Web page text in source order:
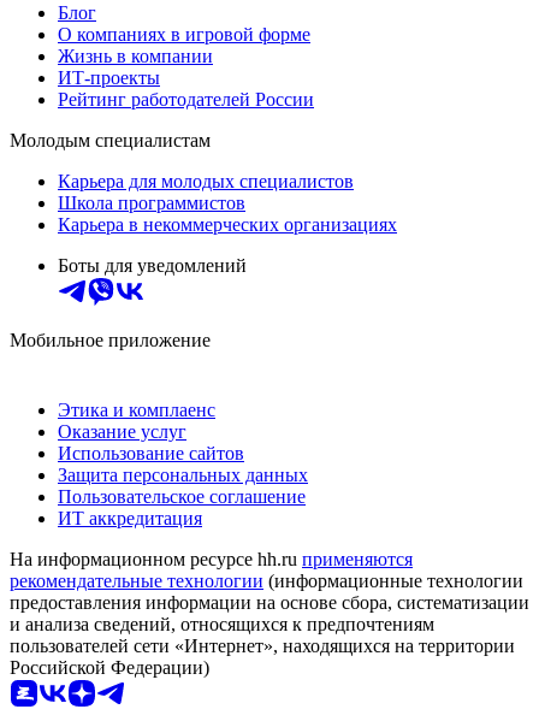
Блог
О компаниях в игровой форме
Жизнь в компании
ИТ-проекты
Рейтинг работодателей России
Молодым специалистам
Карьера для молодых специалистов
Школа программистов
Карьера в некоммерческих организациях
Боты для уведомлений
Мобильное приложение
Этика и комплаенс
Оказание услуг
Использование сайтов
Защита персональных данных
Пользовательское соглашение
ИТ аккредитация
На информационном ресурсе hh.ru применяются
рекомендательные технологии (информационные технологии
предоставления информации на основе сбора, систематизации
и анализа сведений, относящихся к предпочтениям
пользователей сети «Интернет», находящихся на территории
Российской Федерации)